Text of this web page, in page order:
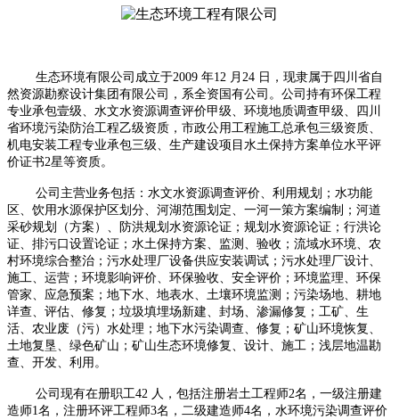
生态环境有限公司成立于2009 年12 月 24 日，现隶属于四川省自
然资源勘察设计集团有限公司，系全资国有公司。公司持有环保工程
专业承包壹级、水文水资源调查评价甲级、环境地质调查甲级、四川
省环境污染防治工程乙级资质，市政公用工程施工总承包三级资质、
机电安装工程专业承包三级、生产建设项目水土保持方案单位水平评
价证书2星等资质。
公司主营业务包括：水文水资源调查评价、利用规划；水功能
区、饮用水源保护区划分、河湖范围划定、一河一策方案编制；河道
采砂规划（方案）、防洪规划水资源论证；规划水资源论证；行洪论
证、排污口设置论证；水土保持方案、监测、验收；流域水环境、农
村环境综合整治；污水处理厂设备供应安装调试；污水处理厂设计、
施工、运营；环境影响评价、环保验收、安全评价；环境监理、环保
管家、应急预案；地下水、地表水、土壤环境监测；污染场地、耕地
详查、评估、修复；垃圾填埋场新建、封场、渗漏修复；工矿、生
活、农业废（污）水处理；地下水污染调查、修复；矿山环境恢复、
土地复垦、绿色矿山；矿山生态环境修复、设计、施工；浅层地温勘
查、开发、利用。
公司现有在册职工42 人，包括注册岩土工程师2名，一级注册建
造师1名，注册环评工程师3名，二级建造师4名，水环境污染调查评价